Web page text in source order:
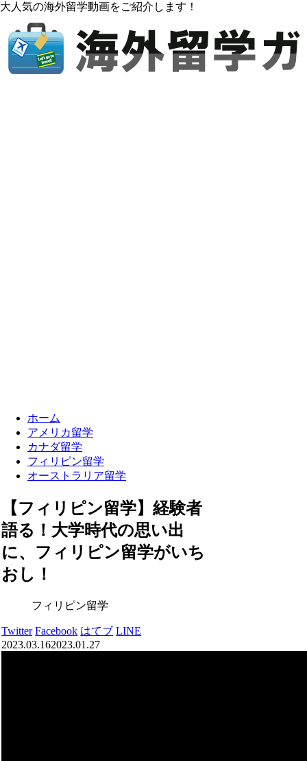
大人気の海外留学動画をご紹介します！
ホーム
アメリカ留学
カナダ留学
フィリピン留学
オーストラリア留学
【フィリピン留学】経験者
語る！大学時代の思い出
に、フィリピン留学がいち
おし！
フィリピン留学
Twitter Facebook はてブ LINE
2023.03.162023.01.27